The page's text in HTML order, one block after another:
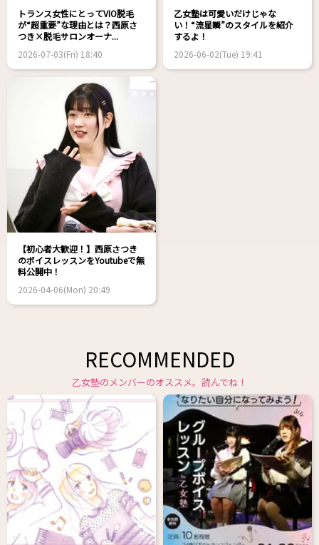
トランス女性にとってVIO脱毛
が“超重要”な理由とは？西原さ
つき×脱毛サロンオーナ...
2026-07-03(Fri) 18:40
乙女塾は可愛いだけじゃな
い！“流星瞬”のスタイルを紹介
するよ！
2026-06-02(Tue) 19:41
【初心者大歓迎！】西原さつき
のボイスレッスンをYoutubeで無
料公開中！
2026-04-06(Mon) 20:49
RECOMMENDED
乙女塾のメンバーのオススメ。読んでね！